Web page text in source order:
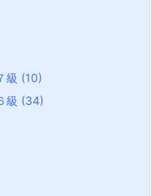
級 (10)
級 (34)